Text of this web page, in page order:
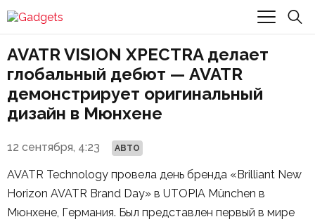
AVATR VISION XPECTRA делает
глобальный дебют — AVATR
демонстрирует оригинальный
дизайн в Мюнхене
12 сентября, 4:23 АВТО
AVATR Technology провела день бренда «Brilliant New
Horizon AVATR Brand Day» в UTOPIA München в
Мюнхене, Германия. Был представлен первый в мире